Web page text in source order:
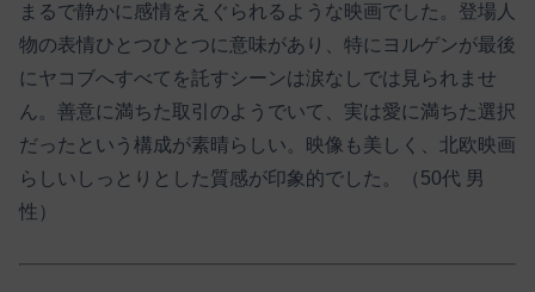
まるで静かに感情をえぐられるような映画でした。登場人
物の表情ひとつひとつに意味があり、特にヨルゲンが最後
にヤコブへすべてを託すシーンは涙なしでは見られませ
ん。善意に満ちた取引のようでいて、実は愛に満ちた選択
だったという構成が素晴らしい。映像も美しく、北欧映画
らしいしっとりとした質感が印象的でした。（50代 男
性）